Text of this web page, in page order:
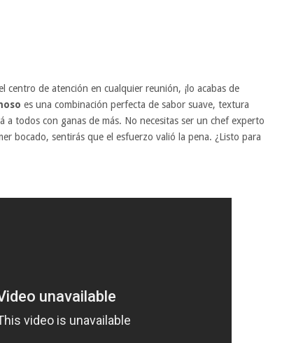
centro de atención en cualquier reunión, ¡lo acabas de
es una combinación perfecta de sabor suave, textura
a todos con ganas de más. No necesitas ser un chef experto
bocado, sentirás que el esfuerzo valió la pena. ¿Listo para